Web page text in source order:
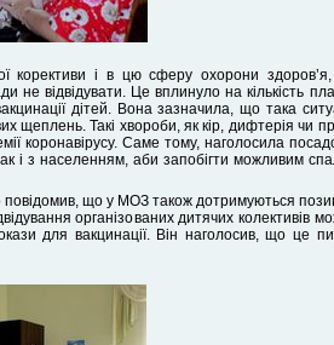
корективи і в цю сферу охорони
не відвідувати. Це вплинуло на кількість
дітей. Вона зазначила, що така
щеплень. Такі хвороби, як кір, дифтерія чи
коронавірусу. Саме тому, наголосила
і з населенням, аби запобігти можливим
що у МОЗ також дотримуються
організованих дитячих колективів
для вакцинації. Він наголосив, що це